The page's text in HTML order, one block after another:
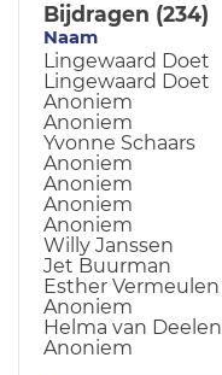
Bijdragen (234)
Naam
Lingewaard Doet
Lingewaard Doet
Anoniem
Anoniem
Yvonne Schaars
Anoniem
Anoniem
Anoniem
Anoniem
Willy Janssen
Jet Buurman
Esther Vermeulen
Anoniem
Helma van Deelen
Anoniem